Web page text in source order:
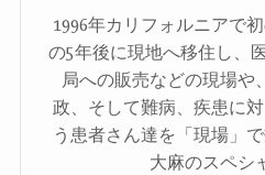
1996年カリフォルニアで
の5年後に現地へ移住し、
局への販売などの現場や
政、そして難病、疾患に
う患者さん達を「現場」
大麻のスペシ